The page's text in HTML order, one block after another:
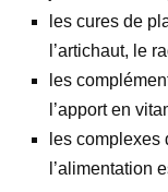
les cures de
l’artichaut, le
les
l’apport en
les complexes
l’alimentation